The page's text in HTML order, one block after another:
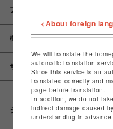
アイテム説明 / 素材
概要
サイズ
シェアする
<About foreign
We will translate the
automatic translation
Since this service is an
translated correctly and
page before translation.
In addition, we do not
indirect damage caused
understanding in advance.